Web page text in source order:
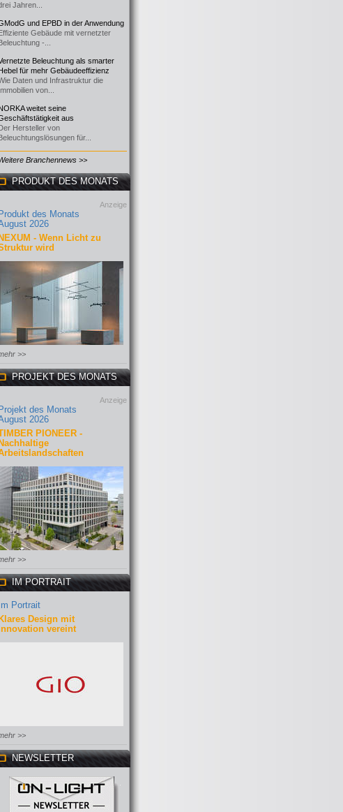
Jahren...
und EPBD in der Anwendung
Gebäude mit vernetzter
-...
Beleuchtung als smarter
für mehr Gebäudeeffizienz
Daten und Infrastruktur die
von...
weitet seine
aus
Hersteller von
für...
Branchennews >>
PRODUKT DES MONATS
Anzeige
Produkt des Monats
2026
NEXUM - Wenn Licht zu
wird
>>
PROJEKT DES MONATS
Anzeige
Projekt des Monats
2026
PIONEER -
Nachhaltige
>>
IM PORTRAIT
Im Portrait
Klares Design mit
Innovation vereint
>>
NEWSLETTER